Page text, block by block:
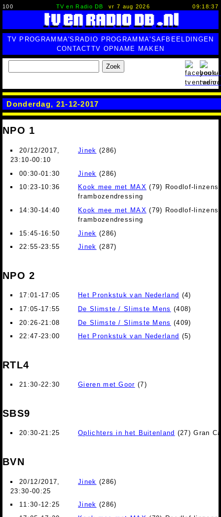
100 TV en Radio DB vr 7 aug 2026 09:18:38
TV PROGRAMMA'S RADIO PROGRAMMA'SAFBEELDINGEN
CONTACTTV OPNAME MAKEN
Zoek
Donderdag, 21-12-2017
NPO 1
20/12/2017,
23:10-00:10
Jinek (286)
00:30-01:30 Jinek (286)
10:23-10:36
Kook mee met MAX (79) Roodlof-
frambozendressing
14:30-14:40
Kook mee met MAX (79) Roodlof-
frambozendressing
15:45-16:50
Jinek (286)
22:55-23:55
Jinek (287)
NPO 2
17:01-17:05 Het Pronkstuk van Nederland (4)
17:05-17:55
De Slimste / Slimste Mens (408)
20:26-21:08
De Slimste / Slimste Mens (409)
22:47-23:00
Het Pronkstuk van Nederland (5)
RTL4
21:30-22:30 Gieren met Goor (7)
SBS9
20:30-21:25 Oplichters in het Buitenland (27) Gran
BVN
20/12/2017,
23:30-00:25
Jinek (286)
11:30-12:25 Jinek (286)